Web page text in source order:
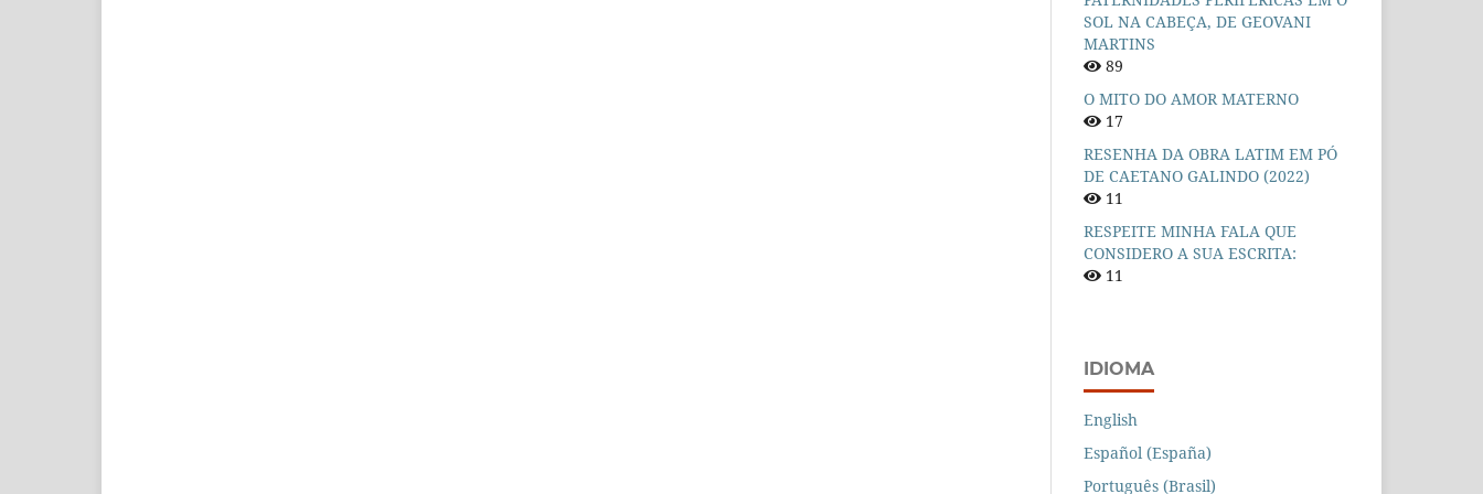
SOL NA CABEÇA, DE GEOVANI
MARTINS
89
O MITO DO AMOR MATERNO
17
RESENHA DA OBRA LATIM EM PÓ
DE CAETANO GALINDO (2022)
11
RESPEITE MINHA FALA QUE
CONSIDERO A SUA ESCRITA:
11
IDIOMA
English
Español (España)
Português (Brasil)